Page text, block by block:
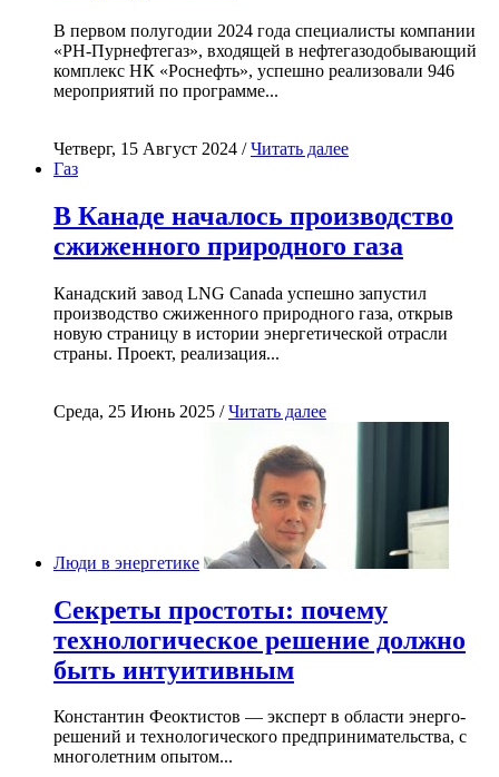
В первом полугодии 2024 года специалисты компании
«РН-Пурнефтегаз», входящей в нефтегазодобывающий
комплекс НК «Роснефть», успешно реализовали 946
мероприятий по программе...
Четверг, 15 Август 2024 /Читать далее
Газ
В Канаде началось производство
сжиженного природного газа
Канадский завод LNG Canada успешно запустил
производство сжиженного природного газа, открыв
новую страницу в истории энергетической отрасли
страны. Проект, реализация...
Среда, 25 Июнь 2025 /Читать далее
Люди в энергетике
Секреты простоты: почему
технологическое решение должно
быть интуитивным
Константин Феоктистов — эксперт в области энерго-
решений и технологического предпринимательства, с
многолетним опытом...